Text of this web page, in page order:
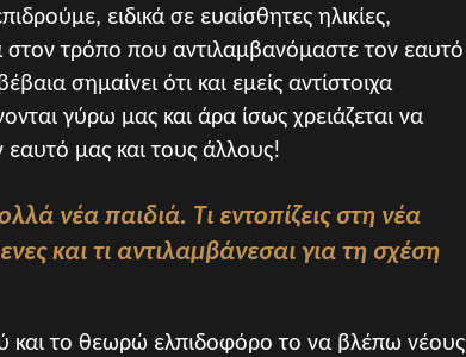
ειδικά σε ευαίσθητες ηλικίες,
τρόπο που αντιλαμβανόμαστε τον εαυτό
σημαίνει ότι και εμείς αντίστοιχα
γύρω μας και άρα ίσως χρειάζεται να
μας και τους άλλους!
νέα παιδιά. Τι εντοπίζεις στη νέα
και τι αντιλαμβάνεσαι για τη σχέση
και το θεωρώ ελπιδοφόρο το να βλέπω νέους